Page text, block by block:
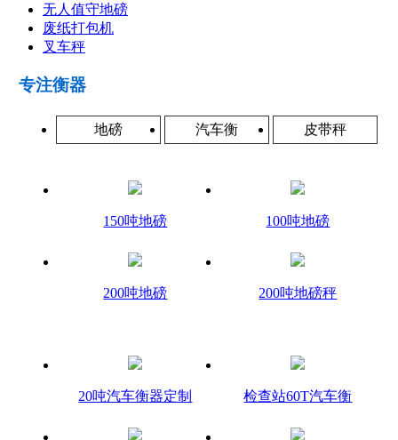
无人值守地磅
废纸打包机
叉车秤
专注衡器
地磅 汽车衡 皮带秤
150吨地磅 100吨地磅
200吨地磅 200吨地磅秤
20吨汽车衡器定制 检查站60T汽车衡